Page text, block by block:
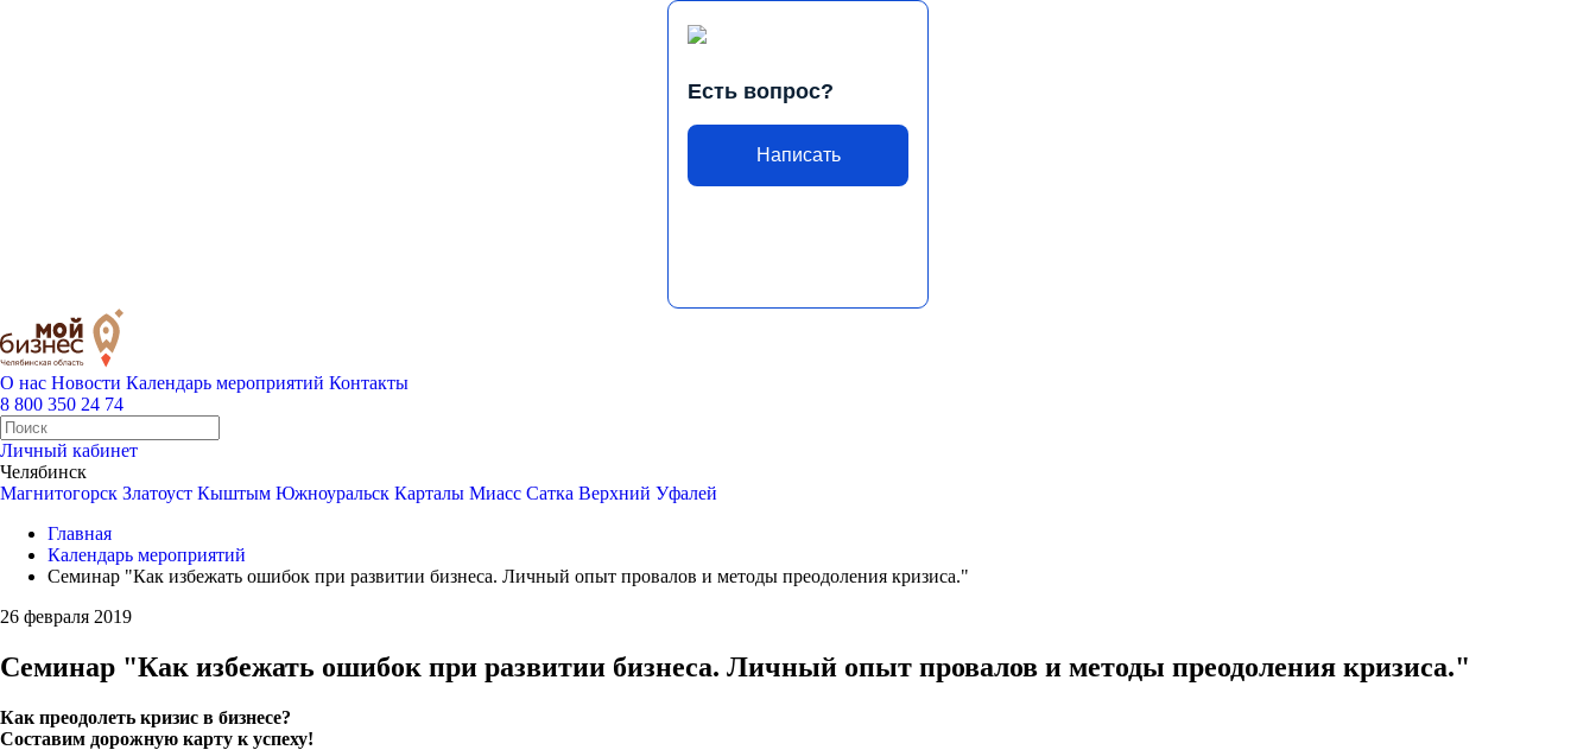
Есть вопрос?
Написать
О нас Новости Календарь мероприятий Контакты
8 800 350 24 74
Личный кабинет
Челябинск
Магнитогорск Златоуст Кыштым Южноуральск Карталы Миасс Сатка Верхний Уфалей
Главная
Календарь мероприятий
Семинар "Как избежать ошибок при развитии бизнеса. Личный опыт провалов и методы преодоления кризиса."
26 февраля 2019
Семинар "Как избежать ошибок при развитии бизнеса. Личный опыт провалов и методы преодоления кризиса."
Как преодолеть кризис в бизнесе?
Составим дорожную карту к успеху!